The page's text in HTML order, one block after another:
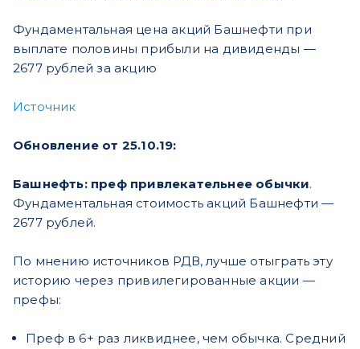
Фундаментальная цена акций Башнефти при
выплате половины прибыли на дивиденды —
2677 рублей за акцию
Источник
Обновление от 25.10.19:
Башнефть: преф привлекательнее обычки.
Фундаментальная стоимость акций Башнефти —
2677 рублей.
По мнению источников РДВ, лучше отыграть эту
историю через привилегированные акции —
префы:
Преф в 6+ раз ликвиднее, чем обычка. Средний